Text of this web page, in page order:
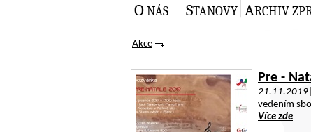
ONÁS STANOVY ARCHIV
Akce
Pre -
vedením
Více zde